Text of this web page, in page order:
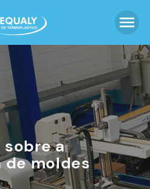
sobre a
de moldes